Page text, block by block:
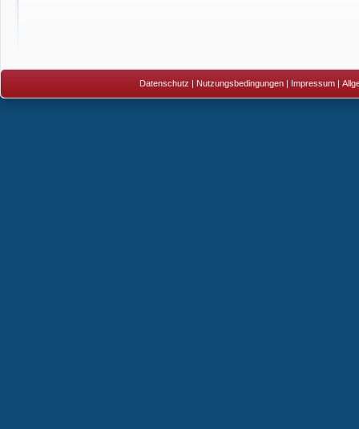
Datenschutz | Nutzungsbedingungen | Impressum |